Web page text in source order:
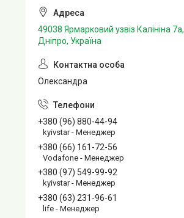
49038 Ярмарковий узвіз Калініна 7а,
Дніпро, Україна
Олександра
+380 (96) 880-44-94
kyivstar - Менеджер
+380 (66) 161-72-56
Vodafone - Менеджер
+380 (97) 549-99-92
kyivstar - Менеджер
+380 (63) 231-96-61
life - Менеджер